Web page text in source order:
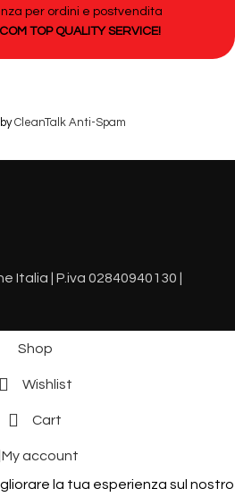
per ordini e postvendita
TOP QUALITY SERVICE!
CleanTalk Anti-Spam
Italia | P.iva 02840940130 |
Shop
Wishlist
Cart
My account
la tua esperienza sul nostro